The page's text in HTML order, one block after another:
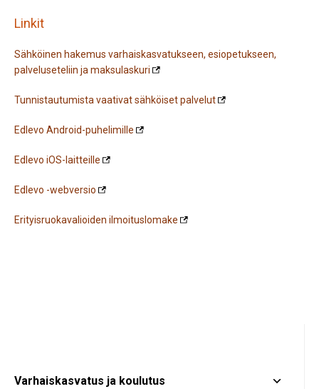
Linkit
Sähköinen hakemus varhaiskasvatukseen, esiopetukseen,
palveluseteliin ja maksulaskuri
Tunnistautumista vaativat sähköiset palvelut
Edlevo Android-puhelimille
Edlevo iOS-laitteille
Edlevo -webversio
Erityisruokavalioiden ilmoituslomake
Varhaiskasvatus ja koulutus